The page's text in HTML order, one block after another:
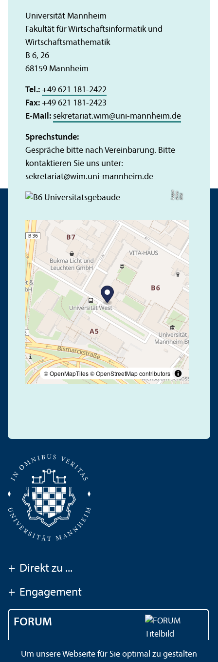
Bil
d:
A
n
n
aL
o
g
u
e
© OpenMapTiles© OpenStreetMap contributors
Universität Mannheim
Fakultät für Wirtschafts­informatik und
Wirtschafts­mathematik
B 6, 26
68159 Mannheim
Tel.: +49 621 181-2422
Fax: +49 621 181-2423
E-Mail: sekretariat.wim@uni-mannheim.de
Sprechstunde:
Gespräche bitte nach Vereinbarung. Bitte
kontaktieren Sie uns unter:
sekretariat@wim.uni-mannheim.de
+ Direkt zu ...
+ Engagement
FORUM
Universität Mannheim
Um unsere Webseite für Sie optimal zu gestalten